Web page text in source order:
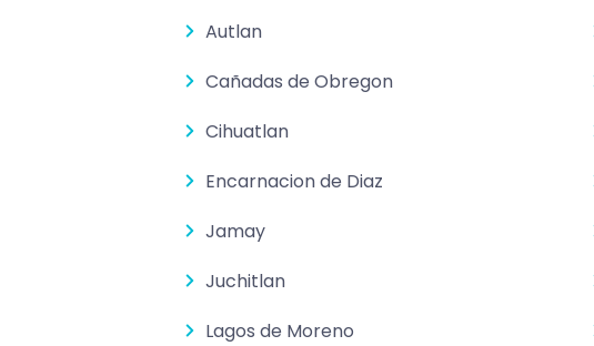
Autlan
Cañadas de Obregon
Cihuatlan
Encarnacion de Diaz
Jamay
Juchitlan
Lagos de Moreno